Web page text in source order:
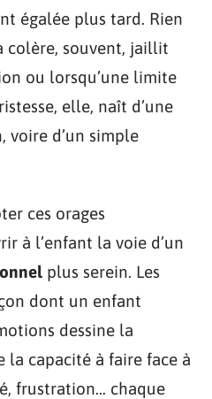
égalée plus tard. Rien
colère, souvent, jaillit
ou lorsqu’une limite
elle, naît d’une
voire d’un simple
ces orages
à l’enfant la voie d’un
plus serein. Les
dont un enfant
dessine la
la capacité à faire face à
frustration… chaque